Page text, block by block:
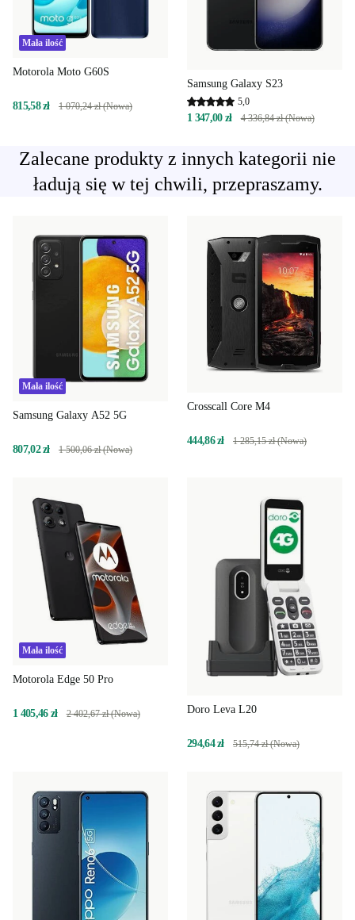
Mała ilość
Motorola Moto G60S
815,58 zł 1 070,24 zł (Nowa)
Samsung Galaxy S23
5,0
1 347,00 zł 4 336,84 zł (Nowa)
Zalecane produkty z innych kategorii nie
ładują się w tej chwili, przepraszamy.
Mała ilość
Samsung Galaxy A52 5G
807,02 zł 1 500,06 zł (Nowa)
Crosscall Core M4
444,86 zł 1 285,15 zł (Nowa)
Mała ilość
Motorola Edge 50 Pro
1 405,46 zł 2 402,67 zł (Nowa) Doro Leva L20
294,64 zł 515,74 zł (Nowa)